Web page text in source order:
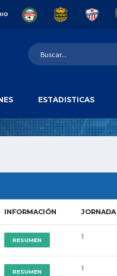
ESTADISTICAS
INFORMACIÓN JORNADA
RESUMEN 1
RESUMEN 1